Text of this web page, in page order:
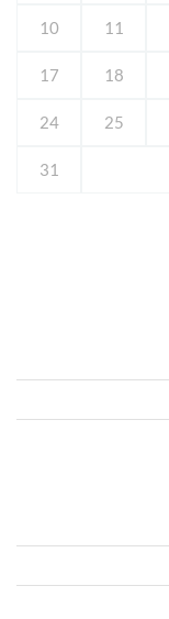
10 11
17 18
24 25
31